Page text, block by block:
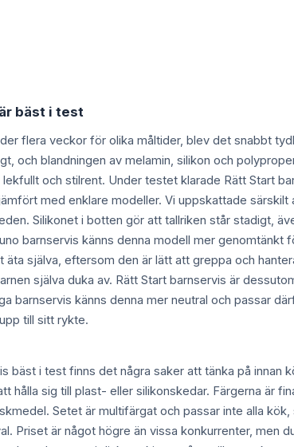
bäst i test
flera veckor för olika måltider, blev det snabbt
och blandningen av melamin, silikon och
och stilrent. Under testet klarade Rätt Start
med enklare modeller. Vi uppskattade särskilt
Silikonet i botten gör att tallriken står stadigt,
barnservis känns denna modell mer genomtänkt
själva, eftersom den är lätt att greppa och
själva duka av. Rätt Start barnservis är
barnservis känns denna mer neutral och passar
till sitt rykte.
bäst i test finns det några saker att tänka på innan
hålla sig till plast- eller silikonskedar. Färgerna är
Setet är multifärgat och passar inte alla
Priset är något högre än vissa konkurrenter, men